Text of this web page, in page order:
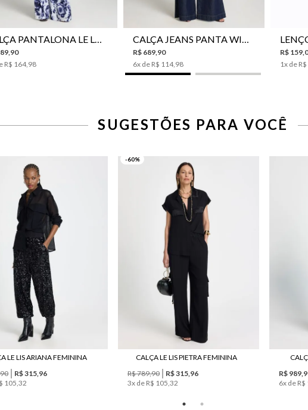
CALÇA PANTALONA LE LIS JESSICA FEMININA
,90
R$ 164,98
CALÇA JEANS PANTA WIDE LE LIS ISIS FEMININA
R$ 689,90
6x de R$ 114,98
R$ 159,
1x de R$
SUGESTÕES PARA VOCÊ
LE LIS ARIANA FEMININA
R$ 315,96
105,32
-60%
CALÇA LE LIS PIETRA FEMININA
R$ 789,90
R$ 315,96
3x de R$ 105,32
R$
6x de